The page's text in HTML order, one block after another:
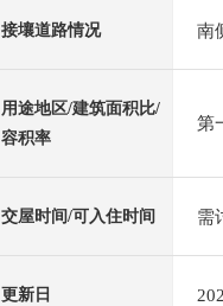
接壤道路情况 南
用途地区/建筑面积比/
容积率
第
交屋时间/可入住时间 需
更新日